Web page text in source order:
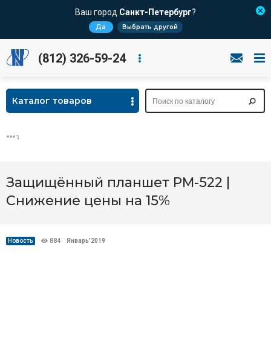
Ваш город Санкт-Петербург?
Да Выбрать другой
(812) 326-59-24
Каталог товаров
Защищённый планшет PM-522 |
Снижение цены на 15%
Новость 884 Январь’2019